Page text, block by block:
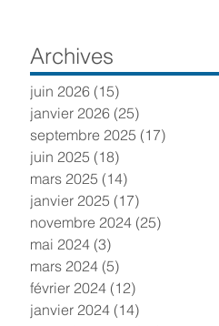
Archives
juin 2026 (15)
janvier 2026 (25)
septembre 2025 (17)
juin 2025 (18)
mars 2025 (14)
janvier 2025 (17)
novembre 2024 (25)
mai 2024 (3)
mars 2024 (5)
février 2024 (12)
janvier 2024 (14)